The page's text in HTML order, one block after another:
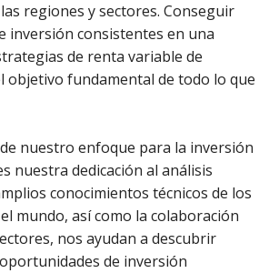
regiones y sectores. Conseguir
inversión consistentes en una
de renta variable de
objetivo fundamental de todo lo que
nuestro enfoque para la inversión
nuestra dedicación al análisis
conocimientos técnicos de los
mundo, así como la colaboración
nos ayudan a descubrir
de inversión